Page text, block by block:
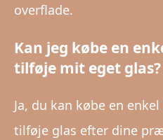
overflade.
Kan jeg købe en
tilføje mit eget glas?
Ja, du kan købe en
tilføje glas efter dine